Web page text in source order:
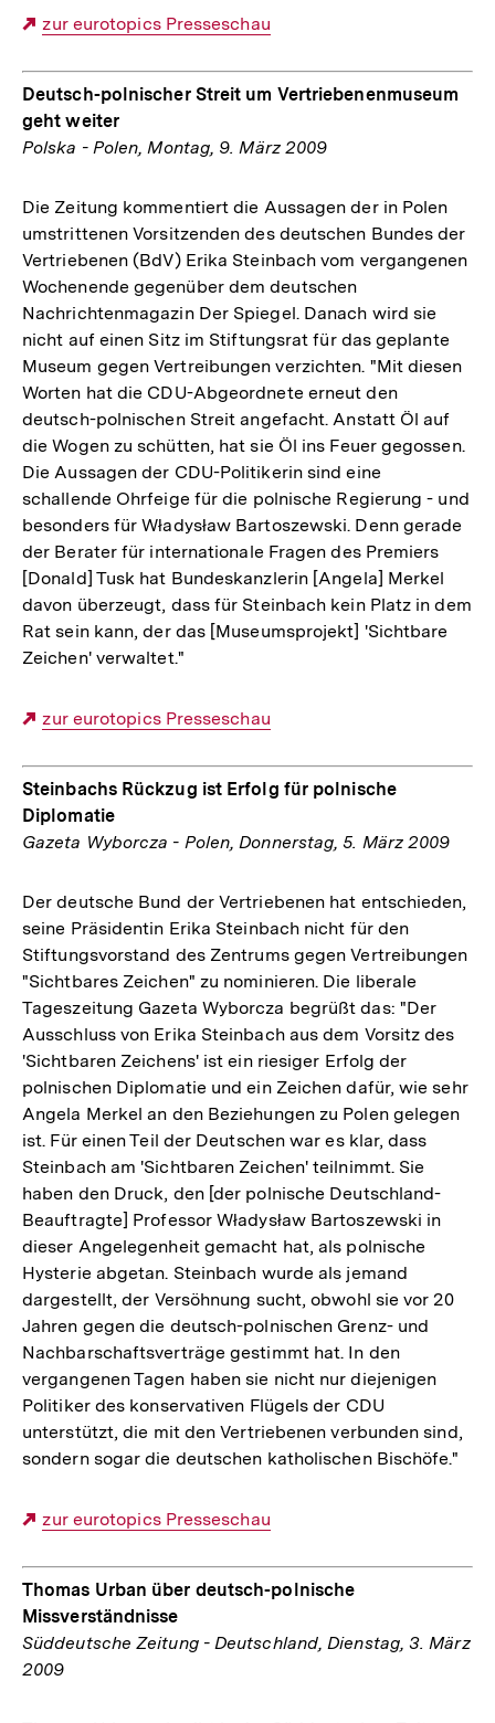
Externer
zur eurotopics Presseschau
Deutsch-polnischer Streit um Vertriebenenmuseum
geht weiter
Polska - Polen, Montag, 9. März 2009
Die Zeitung kommentiert die Aussagen der in Polen
umstrittenen Vorsitzenden des deutschen Bundes der
Vertriebenen (BdV) Erika Steinbach vom vergangenen
Wochenende gegenüber dem deutschen
Nachrichtenmagazin Der Spiegel. Danach wird sie
nicht auf einen Sitz im Stiftungsrat für das geplante
Museum gegen Vertreibungen verzichten. "Mit diesen
Worten hat die CDU-Abgeordnete erneut den
deutsch-polnischen Streit angefacht. Anstatt Öl auf
die Wogen zu schütten, hat sie Öl ins Feuer gegossen.
Die Aussagen der CDU-Politikerin sind eine
schallende Ohrfeige für die polnische Regierung - und
besonders für Władysław Bartoszewski. Denn gerade
der Berater für internationale Fragen des Premiers
[Donald] Tusk hat Bundeskanzlerin [Angela] Merkel
davon überzeugt, dass für Steinbach kein Platz in dem
Rat sein kann, der das [Museumsprojekt] 'Sichtbare
Zeichen' verwaltet."
Externer
zur eurotopics Presseschau
Steinbachs Rückzug ist Erfolg für polnische
Diplomatie
Gazeta Wyborcza - Polen, Donnerstag, 5. März 2009
Der deutsche Bund der Vertriebenen hat entschieden,
seine Präsidentin Erika Steinbach nicht für den
Stiftungsvorstand des Zentrums gegen Vertreibungen
"Sichtbares Zeichen" zu nominieren. Die liberale
Tageszeitung Gazeta Wyborcza begrüßt das: "Der
Ausschluss von Erika Steinbach aus dem Vorsitz des
'Sichtbaren Zeichens' ist ein riesiger Erfolg der
polnischen Diplomatie und ein Zeichen dafür, wie sehr
Angela Merkel an den Beziehungen zu Polen gelegen
ist. Für einen Teil der Deutschen war es klar, dass
Steinbach am 'Sichtbaren Zeichen' teilnimmt. Sie
haben den Druck, den [der polnische Deutschland-
Beauftragte] Professor Władysław Bartoszewski in
dieser Angelegenheit gemacht hat, als polnische
Hysterie abgetan. Steinbach wurde als jemand
dargestellt, der Versöhnung sucht, obwohl sie vor 20
Jahren gegen die deutsch-polnischen Grenz- und
Nachbarschaftsverträge gestimmt hat. In den
vergangenen Tagen haben sie nicht nur diejenigen
Politiker des konservativen Flügels der CDU
unterstützt, die mit den Vertriebenen verbunden sind,
sondern sogar die deutschen katholischen Bischöfe."
Externer
zur eurotopics Presseschau
Thomas Urban über deutsch-polnische
Missverständnisse
Süddeutsche Zeitung - Deutschland, Dienstag, 3. März
2009